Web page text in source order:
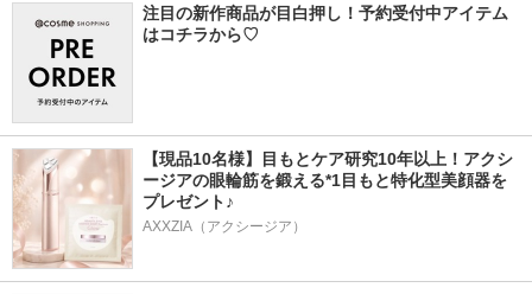
注目の新作商品が目白押し！予約受付中アイテム
はコチラから♡
【現品10名様】目もとケア研究10年以上！アクシ
ージアの眼輪筋を鍛える*1目もと特化型美顔器を
プレゼント♪
AXXZIA（アクシージア）